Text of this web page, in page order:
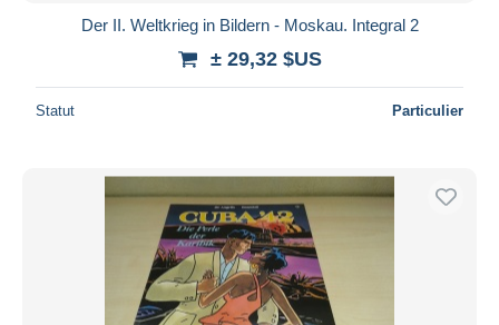
Der II. Weltkrieg in Bildern - Moskau. Integral 2
± 29,32 $US
Statut Particulier